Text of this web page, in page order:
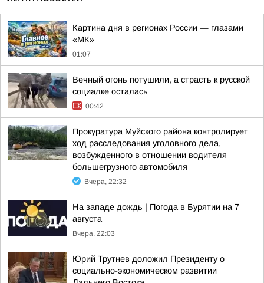
Картина дня в регионах России — глазами
«МК»
01:07
Вечный огонь потушили, а страсть к русской
социалке осталась
00:42
Прокуратура Муйского района контролирует
ход расследования уголовного дела,
возбужденного в отношении водителя
большегрузного автомобиля
Вчера, 22:32
На западе дождь | Погода в Бурятии на 7
августа
Вчера, 22:03
Юрий Трутнев доложил Президенту о
социально-экономическом развитии